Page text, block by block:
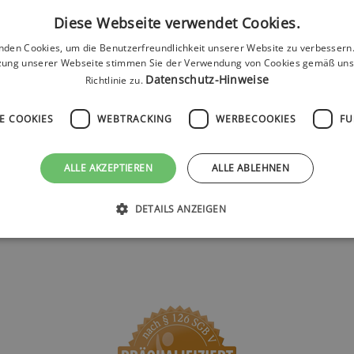
Gebrauch vorgesehen sind!
Produktty
p:
Sie uns einfach über info@spezimed.net (mit
Diese Webseite verwendet Cookies.
Cookies, um die Benutzerfreundlichkeit unserer Website zu
unserer Webseite stimmen Sie der Verwendung von Cookies gemäß
Richtlinie zu. Datenschutz-Hinweise
COOKIES WEBTRACKING WERBECOOKIES
ALLE AKZEPTIEREN ALLE ABLEHNEN
DETAILS ANZEIGEN